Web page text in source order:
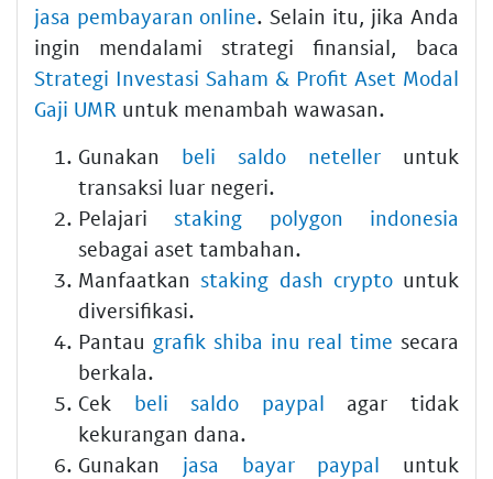
jasa pembayaran online. Selain itu, jika Anda
ingin mendalami strategi finansial, baca
Strategi Investasi Saham & Profit Aset Modal
Gaji UMR untuk menambah wawasan.
Gunakan beli saldo neteller untuk
transaksi luar negeri.
Pelajaristaking polygon indonesia
sebagai aset tambahan.
Manfaatkanstaking dash cryptountuk
diversifikasi.
Pantau grafik shiba inu real time secara
berkala.
Cek beli saldo paypal agar tidak
kekurangan dana.
Gunakan jasa bayar paypal untuk